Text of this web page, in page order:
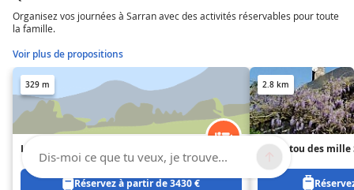
Organisez vos journées à Sarran avec des activités réservables pour toute
la famille.
Voir plus de propositions
329 m
La Grange de salvaneix
Réservez à partir de 3430 €
2.8 km
Le Cantou des mille
Dis-moi ce que tu veux, je trouve...